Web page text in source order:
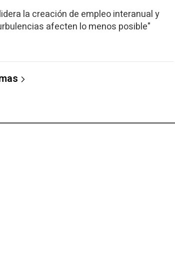
la creación de empleo interanual y
afecten lo menos posible"